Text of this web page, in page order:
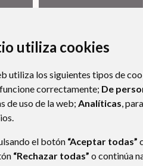
utiliza cookies
utiliza los siguientes tipos de
correctamente; De
de uso de la web; Analíticas,
el botón “Aceptar todas”
“Rechazar todas” o continúa